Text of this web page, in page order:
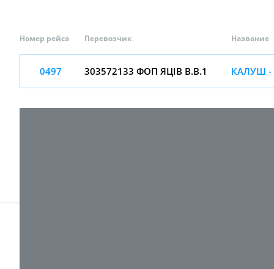
Номер рейса Перевозчик Название
0497 303572133 ФОП ЯЦІВ В.В.1 КАЛУШ -